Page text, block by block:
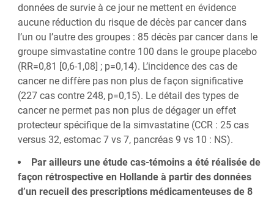
données de survie à ce jour ne mettent en évidence
aucune réduction du risque de décès par cancer dans
l’un ou l’autre des groupes : 85 décès par cancer dans le
groupe simvastatine contre 100 dans le groupe placebo
(RR=0,81 [0,6-1,08] ; p=0,14). L’incidence des cas de
cancer ne diffère pas non plus de façon significative
(227 cas contre 248, p=0,15). Le détail des types de
cancer ne permet pas non plus de dégager un effet
protecteur spécifique de la simvastatine (CCR : 25 cas
versus 32, estomac 7 vs 7, pancréas 9 vs 10 : NS).
Par ailleurs une étude cas-témoins a été réalisée de
façon rétrospective en Hollande à partir des données
d’un recueil des prescriptions médicamenteuses de 8